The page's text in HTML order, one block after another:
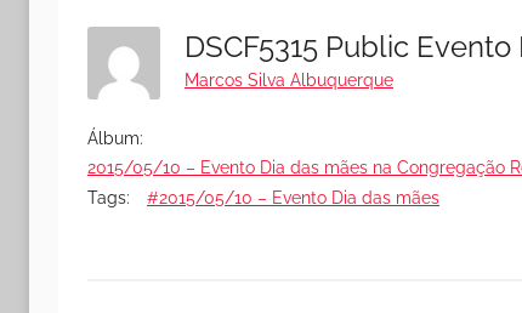
DSCF5315 Public
Marcos Silva Albuquerque
Álbum:
2015/05/10 – Evento Dia das mães na Congregação
Tags:
#2015/05/10 – Evento Dia das mães